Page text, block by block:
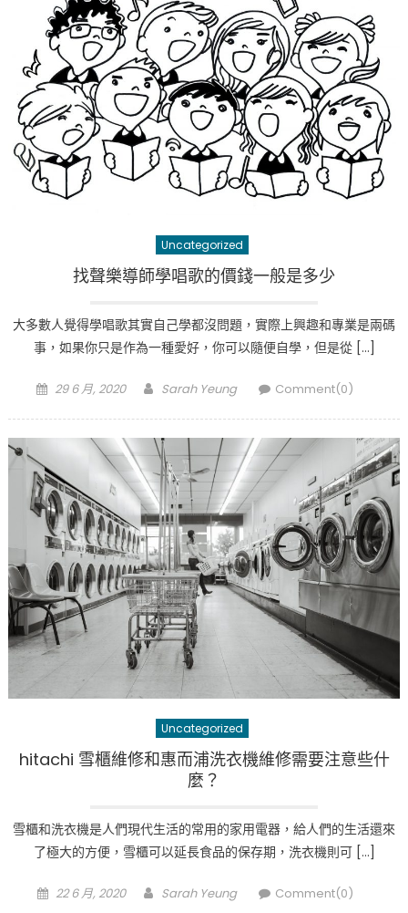
Uncategorized
找聲樂導師學唱歌的價錢一般是多少
大多數人覺得學唱歌其實自己學都沒問題，實際上興趣和專業是兩碼
事，如果你只是作為一種愛好，你可以隨便自學，但是從 […]
Posted
29 6 月, 2020 Author
Sarah Yeung Comment(0)
Uncategorized
hitachi 雪櫃維修和惠而浦洗衣機維修需要注意些什
麼？
雪櫃和洗衣機是人們現代生活的常用的家用電器，給人們的生活還來
了極大的方便，雪櫃可以延長食品的保存期，洗衣機則可 […]
Posted
22 6 月, 2020 Author
Sarah Yeung Comment(0)